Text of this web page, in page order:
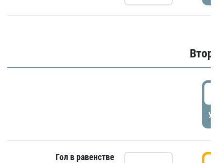
Гол в равенстве